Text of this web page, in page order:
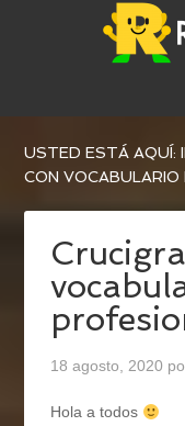
USTED ESTÁ AQUÍ:
CON VOCABULARIO
18 agosto, 2020
Hola a todos